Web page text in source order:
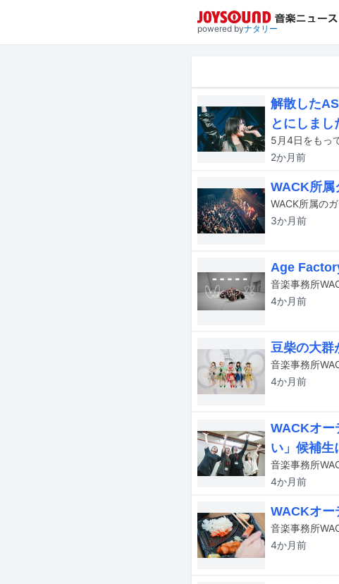
powered byナタリー
解散した
とにしまし
2か月前
WACK所属
3か月前
Age
音楽事務所
4か月前
豆柴の大群
4か月前
WACKオー
い」候補生
4か月前
WACKオー
4か月前